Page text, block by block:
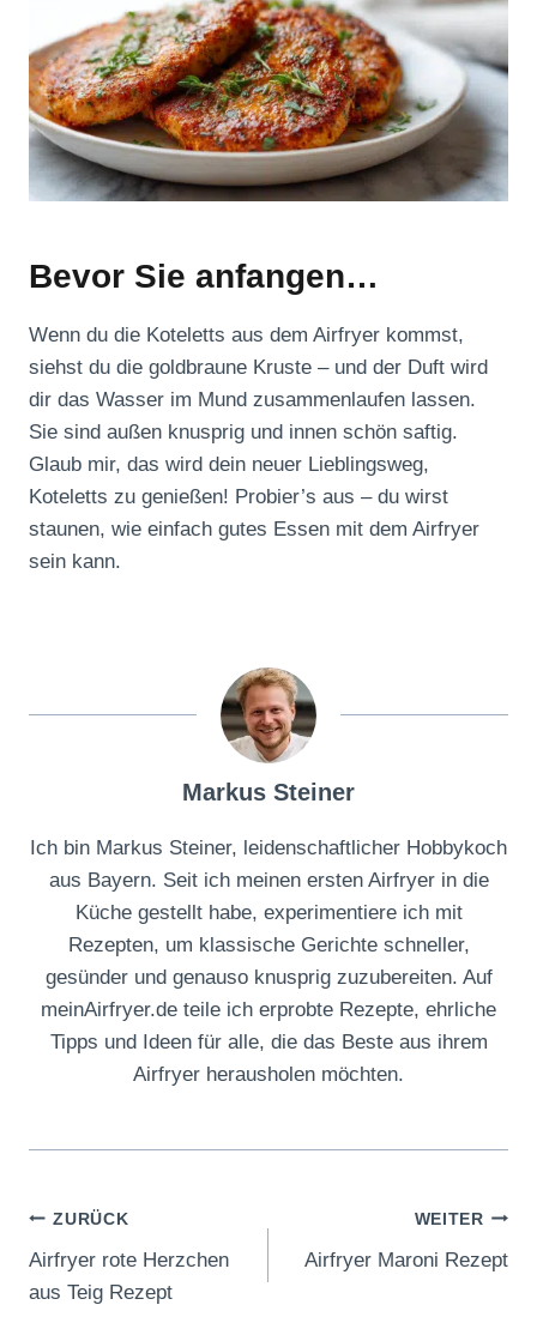
Bevor Sie anfangen…
Wenn du die Koteletts aus dem Airfryer kommst,
siehst du die goldbraune Kruste – und der Duft wird
dir das Wasser im Mund zusammenlaufen lassen.
Sie sind außen knusprig und innen schön saftig.
Glaub mir, das wird dein neuer Lieblingsweg,
Koteletts zu genießen! Probier’s aus – du wirst
staunen, wie einfach gutes Essen mit dem Airfryer
sein kann.
Markus Steiner
Ich bin Markus Steiner, leidenschaftlicher Hobbykoch
aus Bayern. Seit ich meinen ersten Airfryer in die
Küche gestellt habe, experimentiere ich mit
Rezepten, um klassische Gerichte schneller,
gesünder und genauso knusprig zuzubereiten. Auf
meinAirfryer.de teile ich erprobte Rezepte, ehrliche
Tipps und Ideen für alle, die das Beste aus ihrem
Airfryer herausholen möchten.
Beitragsnavigation
ZURÜCK
Airfryer rote Herzchen
aus Teig Rezept
WEITER
Airfryer Maroni Rezept